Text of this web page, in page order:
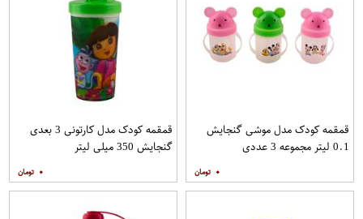
قمقمه کودک مدل موشی گنجایش
0.1 لیتر مجموعه 3 عددی
۰
قمقمه کودک مدل کارتونی 3 بعدی
گنجایش 350 میلی لیتر
۰